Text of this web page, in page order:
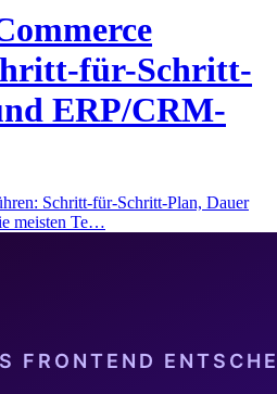
für-Schritt-
ERP/CRM-
Schritt-für-Schritt-Plan, Dauer
meisten Te…